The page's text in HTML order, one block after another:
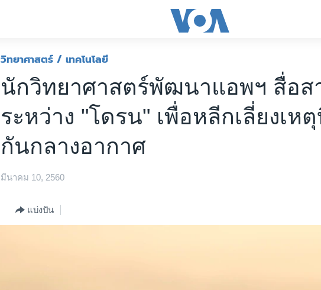
วิทยาศาสตร์ / เทคโนโลยี
นักวิทยาศาสตร์พัฒนาแอพฯ สื่อส
ระหว่าง "โดรน" เพื่อหลีกเลี่ยงเห
กันกลางอากาศ
มีนาคม 10, 2560
แบ่งปัน